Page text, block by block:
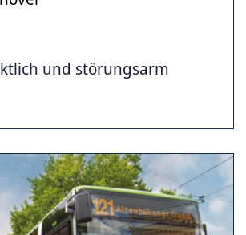
und störungsarm